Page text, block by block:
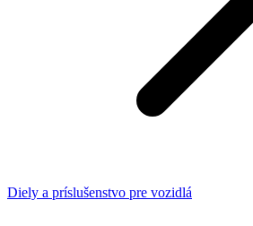
Diely a príslušenstvo pre vozidlá